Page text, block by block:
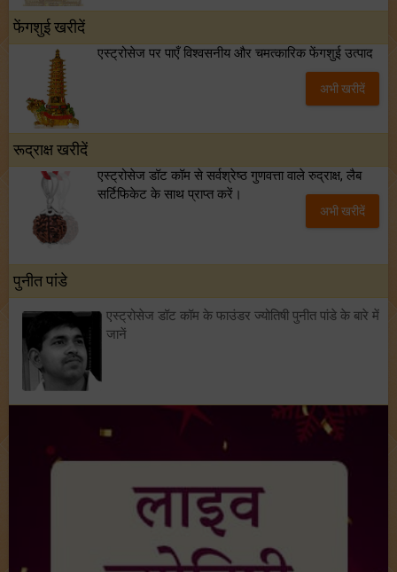
फेंगशुई खरीदें
एस्ट्रोसेज पर पाएँ विश्वसनीय और चमत्कारिक फेंगशुई उत्पाद
अभी खरीदें
रूद्राक्ष खरीदें
एस्ट्रोसेज डॉट कॉम से सर्वश्रेष्ठ गुणवत्ता वाले रुद्राक्ष, लैब
सर्टिफिकेट के साथ प्राप्त करें।
अभी खरीदें
पुनीत पांडे
एस्ट्रोसेज डॉट कॉम के फाउंडर ज्योतिषी पुनीत पांडे के बारे में
जानें